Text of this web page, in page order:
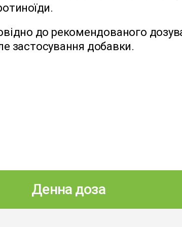
до рекомендованого
застосування добавки.
Денна доза